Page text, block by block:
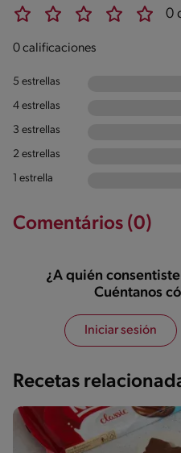
0
0 calificaciones
5 estrellas
4 estrellas
3 estrellas
2 estrellas
1 estrella
Comentários (0)
¿A quién
Cuéntanos
Iniciar sesión
Recetas